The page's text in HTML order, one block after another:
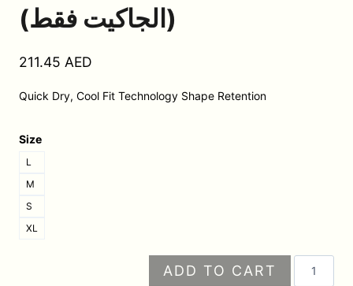
(الجاكيت فقط)
211.45 AED
Quick Dry, Cool Fit Technology Shape Retention
Size
L
M
S
XL
ADD TO CART